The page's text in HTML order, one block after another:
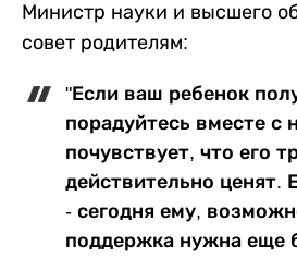
Министр науки и высшего
совет родителям:
"Если ваш ребенок
порадуйтесь вместе с
почувствует, что его
действительно ценят.
- сегодня ему,
поддержка нужна еще